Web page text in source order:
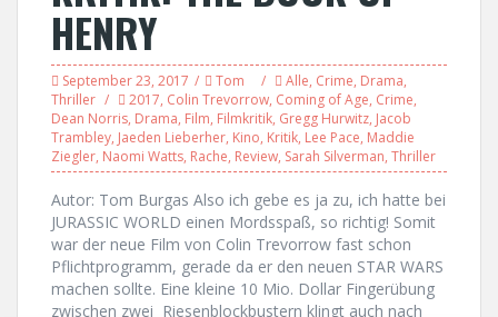
HENRY
September 23, 2017 Tom Alle, Crime, Drama,
Thriller
2017, Colin Trevorrow, Coming of Age, Crime,
Dean Norris, Drama, Film, Filmkritik, Gregg Hurwitz, Jacob
Trambley, Jaeden Lieberher, Kino, Kritik, Lee Pace, Maddie
Ziegler, Naomi Watts, Rache, Review, Sarah Silverman, Thriller
Autor: Tom Burgas Also ich gebe es ja zu, ich hatte bei
JURASSIC WORLD einen Mordsspaß, so richtig! Somit
war der neue Film von Colin Trevorrow fast schon
Pflichtprogramm, gerade da er den neuen STAR WARS
machen sollte. Eine kleine 10 Mio. Dollar Fingerübung
zwischen zwei Riesenblockbustern klingt auch nach